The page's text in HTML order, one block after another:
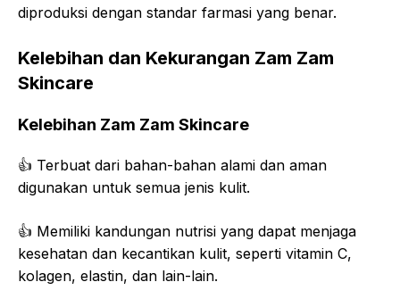
diproduksi dengan standar farmasi yang benar.
Kelebihan dan Kekurangan Zam Zam
Skincare
Kelebihan Zam Zam Skincare
👍 Terbuat dari bahan-bahan alami dan aman
digunakan untuk semua jenis kulit.
👍 Memiliki kandungan nutrisi yang dapat menjaga
kesehatan dan kecantikan kulit, seperti vitamin C,
kolagen, elastin, dan lain-lain.